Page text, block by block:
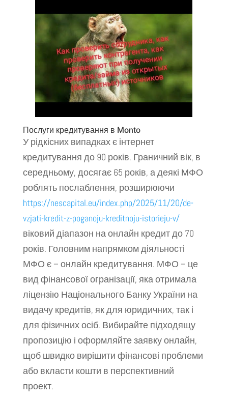
Послуги кредитування в Monto
У рідкісних випадках є інтернет
кредитування до 90 років. Граничний вік, в
середньому, досягає 65 років, а деякі МФО
роблять послаблення, розширюючи
https://nescapital.eu/index.php/2025/11/20/de-
vzjati-kredit-z-poganoju-kreditnoju-istorieju-v/
віковий діапазон на онлайн кредит до 70
років. Головним напрямком діяльності
МФО є – онлайн кредитування. МФО – це
вид фінансової огранізації, яка отримала
ліцензію Національного Банку України на
видачу кредитів, як для юридичних, так і
для фізичних осіб. Вибирайте підходящу
пропозицію і оформляйте заявку онлайн,
щоб швидко вирішити фінансові проблеми
або вкласти кошти в перспективний
проект.